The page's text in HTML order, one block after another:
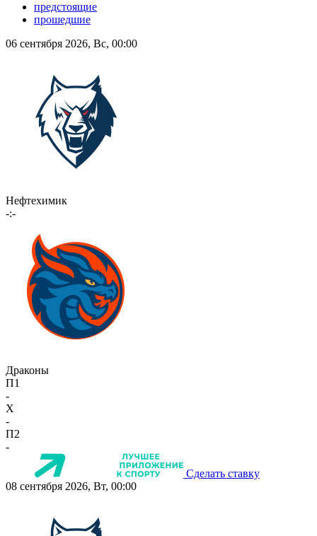
предстоящие
прошедшие
06 сентября 2026, Вс, 00:00
Нефтехимик
-:-
Драконы
П1
-
X
-
П2
-
Сделать ставку
08 сентября 2026, Вт, 00:00